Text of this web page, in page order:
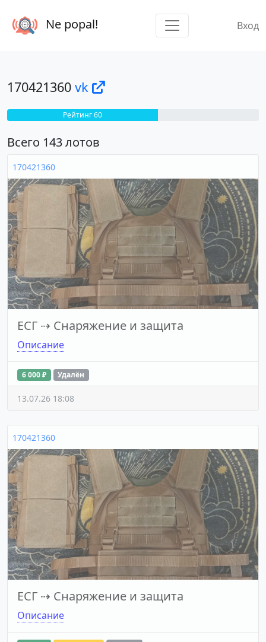
Ne popal! Вход
170421360 vk
Рейтинг 60
Всего 143 лотов
170421360
ЕСГ ⇢ Снаряжение и защита
Описание
6 000 ₽ Удалён
13.07.26 18:08
170421360
ЕСГ ⇢ Снаряжение и защита
Описание